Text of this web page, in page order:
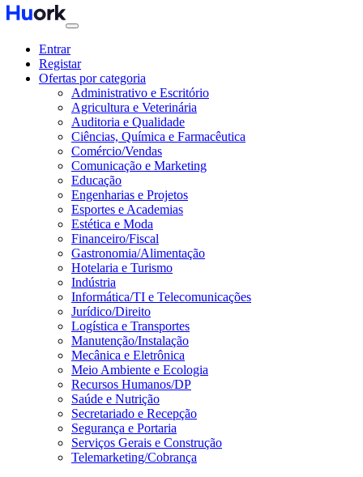
Entrar
Registar
Ofertas por categoria
Administrativo e Escritório
Agricultura e Veterinária
Auditoria e Qualidade
Ciências, Química e Farmacêutica
Comércio/Vendas
Comunicação e Marketing
Educação
Engenharias e Projetos
Esportes e Academias
Estética e Moda
Financeiro/Fiscal
Gastronomia/Alimentação
Hotelaria e Turismo
Indústria
Informática/TI e Telecomunicações
Jurídico/Direito
Logística e Transportes
Manutenção/Instalação
Mecânica e Eletrônica
Meio Ambiente e Ecologia
Recursos Humanos/DP
Saúde e Nutrição
Secretariado e Recepção
Segurança e Portaria
Serviços Gerais e Construção
Telemarketing/Cobrança